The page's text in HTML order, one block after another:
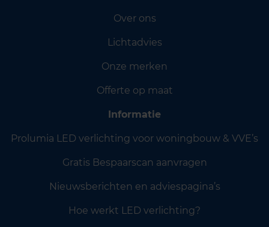
Over ons
Lichtadvies
Onze merken
Offerte op maat
Informatie
Prolumia LED verlichting voor woningbouw & VVE’s
Gratis Bespaarscan aanvragen
Nieuwsberichten en adviespagina’s
Hoe werkt LED verlichting?